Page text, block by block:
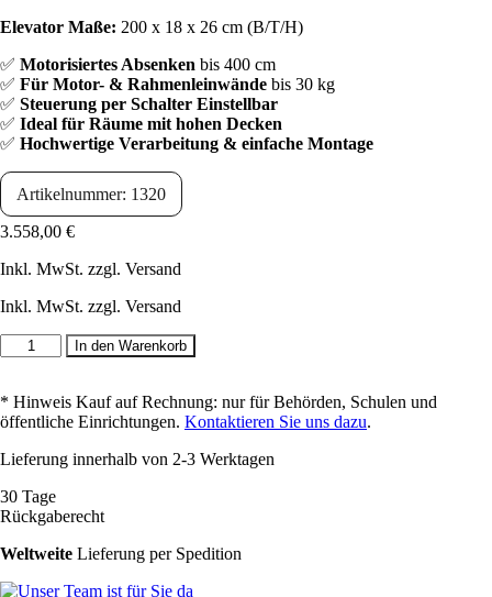
Elevator Maße: 200 x 18 x 26 cm (B/T/H)
✅ Motorisiertes Absenken bis 400 cm
✅ Für Motor- & Rahmenleinwände bis 30 kg
✅ Steuerung per Schalter Einstellbar
✅ Ideal für Räume mit hohen Decken
✅ Hochwertige Verarbeitung & einfache Montage
Artikelnummer: 1320
3.558,00 €
Inkl. MwSt. zzgl. Versand
Inkl. MwSt. zzgl. Versand
Leinwand
Lift
cm
Menge
In den Warenkorb
* Hinweis Kauf auf Rechnung: nur für Behörden, Schulen und
öffentliche Einrichtungen. Kontaktieren Sie uns dazu.
Lieferung innerhalb von 2-3 Werktagen
30 Tage
Rückgaberecht
Weltweite Lieferung per Spedition